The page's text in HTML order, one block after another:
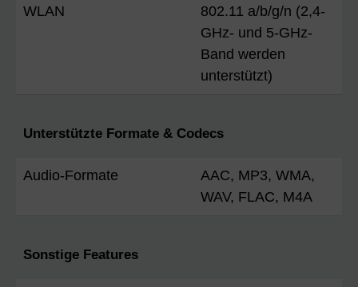
WLAN
802.11 a/b/g/n (2,4-
GHz- und 5-GHz-
Band werden
unterstützt)
Unterstützte Formate & Codecs
Audio-Formate
AAC, MP3, WMA,
WAV, FLAC, M4A
Sonstige Features